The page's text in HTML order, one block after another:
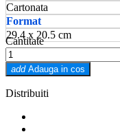
Cartonata
Format
29.4 x 20.5 cm
Cantitate
add Adauga in cos
Distribuiti